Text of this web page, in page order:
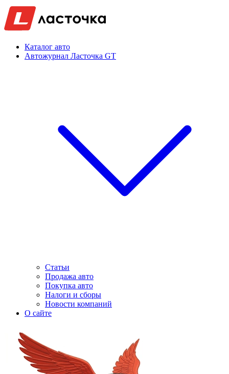
Каталог авто
Автожурнал Ласточка GT
Статьи
Продажа авто
Покупка авто
Налоги и сборы
Новости компаний
О сайте